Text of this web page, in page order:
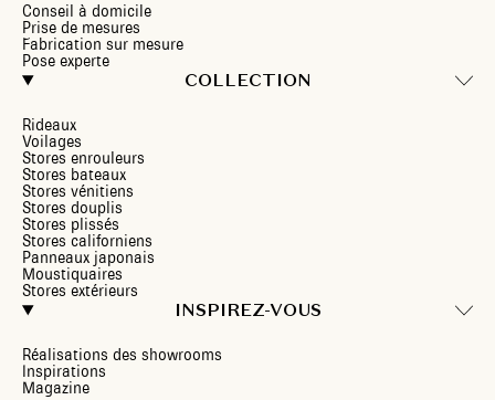
Conseil à domicile
Prise de mesures
Fabrication sur mesure
Pose experte
COLLECTION
Rideaux
Voilages
Stores enrouleurs
Stores bateaux
Stores vénitiens
Stores douplis
Stores plissés
Stores californiens
Panneaux japonais
Moustiquaires
Stores extérieurs
INSPIREZ-VOUS
Réalisations des showrooms
Inspirations
Magazine